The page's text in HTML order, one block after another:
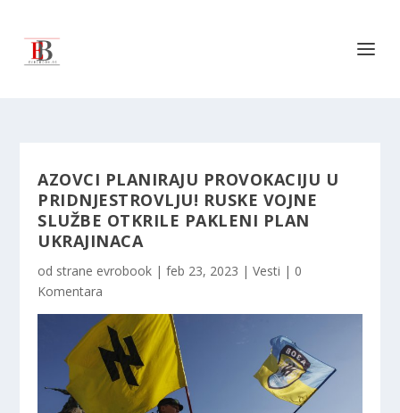
AZOVCI PLANIRAJU PROVOKACIJU U
PRIDNJESTROVLJU! RUSKE VOJNE
SLUŽBE OTKRILE PAKLENI PLAN
UKRAJINACA
od strane evrobook |feb 23, 2023 |Vesti | 0
Komentara